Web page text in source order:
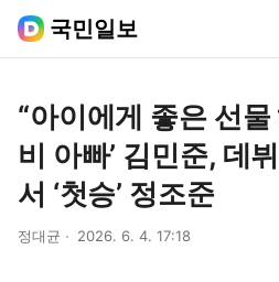
국민일보
“아이에게 좋은 선물
비 아빠’ 김민준, 데
서 ‘첫승’ 정조준
정대균 2026. 6. 4. 17:18